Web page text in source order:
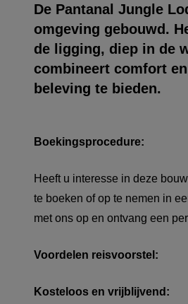
De Pantanal Jungle
omgeving gebouwd.
de ligging, diep in de
combineert comfort
beleving te bieden.
Boekingsprocedure:
Heeft u interesse in deze
te boeken of op te nemen in
met ons op en ontvang een
Voordelen reisvoorstel:
Kosteloos en vrijblijvend: